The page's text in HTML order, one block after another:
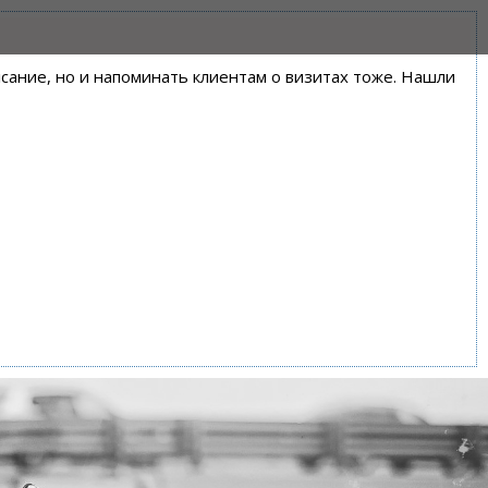
но и напоминать клиентам о визитах тоже. Нашли